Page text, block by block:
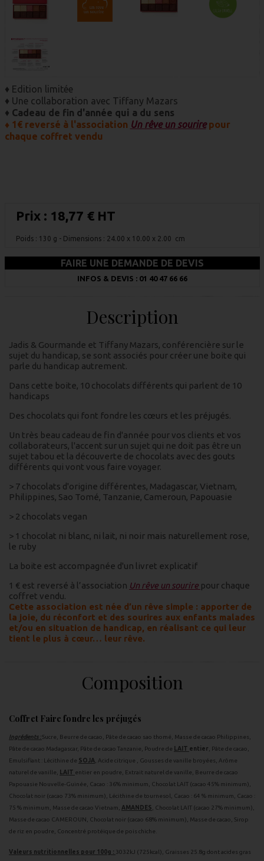
♦ Edition limitée
♦ Une collaboration avec Tiffany Mazars
♦ Cadeau de fin d'année qui a du sens
♦ 1€ reversé à l'association Un rêve un sourirepour
chaque coffret vendu
Prix : 18,77 € HT
Poids : 130 g - Dimensions : 24.00 x 10.00 x 2.00 cm
FAIRE UNE DEMANDE DE DEVIS
INFOS & DEVIS : 01 40 47 66 66
Description
Jadis & Gourmande et Tiffany Mazars, conférencière sur le
sujet du handicap, se sont associés pour créer une boite qui
parle du handicap autrement.
Dans cette boite, 10 chocolats différents qui parlent de 10
handicaps
Des chocolats qui font fondre les cœurs et les préjugés.
Un très beau cadeau de fin d'année pour vos clients et vos
collaborateurs, l'accent sur un sujet qui ne doit pas être un
sujet tabou et la découverte de chocolats avec des gouts
différents qui vont vous faire voyager.
> 7 chocolats d'origine différentes, Madagascar, Vietnam,
Philippines, Sao Tomé, Tanzanie, Cameroun, Papouasie
> 2 chocolats vegan
> 1 chocolat ni blanc, ni lait, ni noir mais naturellement rose,
le ruby
La boite est accompagnée d'un livret explicatif
1 € est reversé à l’association Un rêve un sourire pour chaque
coffret vendu.
Cette association est née d’un rêve simple : apporter de
la joie, du réconfort et des sourires aux enfants malades
et/ou en situation de handicap, en réalisant ce qui leur
tient le plus à cœur… leur rêve.
Composition
Coffret Faire fondre les préjugés
Ingrédients :Sucre, Beurre de cacao, Pâte de cacao sao thomé, Masse de cacao Philippines,
Pâte de cacao Madagascar, Pâte de cacao Tanzanie, Poudre de
LAIT entier , Pâte de cacao,
Emulsifiant : Lécithine de SOJA , Acide citrique , Gousses de vanille broyées, Arôme
naturel de vanille,
LAIT entier en poudre, Extrait naturel de vanille, Beurre de cacao
Papouasie Nouvelle-Guinée, Cacao : 36% minimum, Chocolat LAIT (cacao 45% minimum),
Chocolat noir (cacao 73% minimum), Lécithine de tournesol, Cacao : 64 % minimum, Cacao :
75 % minimum, Masse de cacao Vietnam, AMANDES , Chocolat LAIT (cacao 27% minimum),
Masse de cacao CAMEROUN, Chocolat noir (cacao 68% minimum), Masse de cacao, Sirop
de riz en poudre, Concentré protéique de pois chiche.
Valeurs nutritionnelles pour 100g : 3032kJ (725kcal), Graisses 25.8g dont acides gras